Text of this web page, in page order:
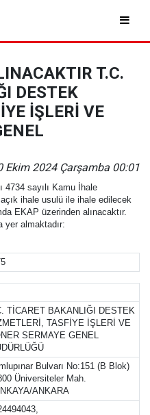
T.C.
DESTEK
İŞLERİ VE
Ekim 2024 Çarşamba 00:01
4734 sayılı Kamu İhale
ihale usulü ile ihale edilecek
EKAP üzerinden alınacaktır.
yer almaktadır:
TİCARET BAKANLIĞI DESTEK
TASFİYE İŞLERİ VE
SERMAYE GENEL
Bulvarı No:151 (B Blok)
Üniversiteler Mah.
ANKARA